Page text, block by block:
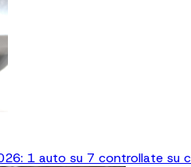
1 auto su 7 controllate su